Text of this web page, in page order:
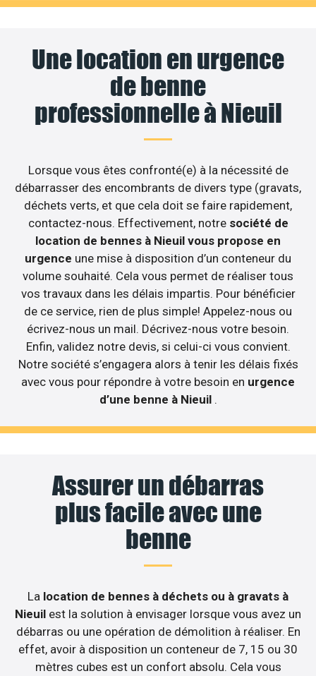
Une location en urgence
de benne
professionnelle à Nieuil
Lorsque vous êtes confronté(e) à la nécessité de
débarrasser des encombrants de divers type (gravats,
déchets verts, et que cela doit se faire rapidement,
contactez-nous. Effectivement, notre société de
location de bennes à Nieuil vous propose en
urgence une mise à disposition d’un conteneur du
volume souhaité. Cela vous permet de réaliser tous
vos travaux dans les délais impartis. Pour bénéficier
de ce service, rien de plus simple! Appelez-nous ou
écrivez-nous un mail. Décrivez-nous votre besoin.
Enfin, validez notre devis, si celui-ci vous convient.
Notre société s’engagera alors à tenir les délais fixés
avec vous pour répondre à votre besoin en urgence
d’une benne à Nieuil .
Assurer un débarras
plus facile avec une
benne
La location de bennes à déchets ou à gravats à
Nieuil est la solution à envisager lorsque vous avez un
débarras ou une opération de démolition à réaliser. En
effet, avoir à disposition un conteneur de 7, 15 ou 30
mètres cubes est un confort absolu. Cela vous